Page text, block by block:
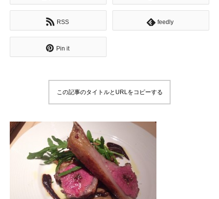
RSS feedly
Pin it
この記事のタイトルとURLをコピーする